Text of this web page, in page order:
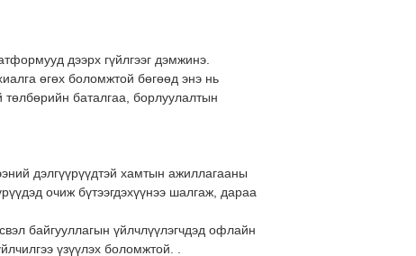
дээрх гүйлгээг дэмжинэ.
өгөх боломжтой бөгөөд энэ нь
баталгаа, борлуулалтын
дэлгүүрүүдтэй хамтын ажиллагааны
очиж бүтээгдэхүүнээ шалгаж, дараа
байгууллагын үйлчлүүлэгчдэд офлайн
үзүүлэх боломжтой. .